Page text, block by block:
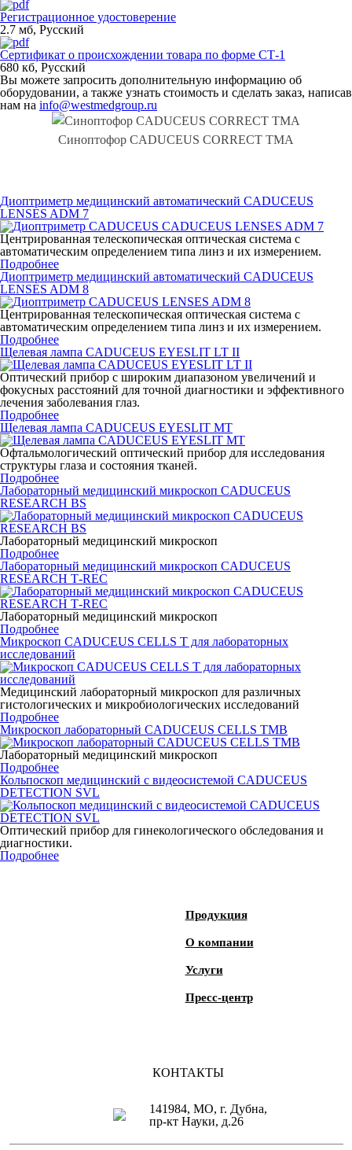
Регистрационное удостоверение
2.7 мб, Русский
Сертификат о происхождении товара по форме СТ-1
680 кб, Русский
Вы можете запросить дополнительную информацию об
оборудовании, а также узнать стоимость и сделать заказ, написав
нам на info@westmedgroup.ru
Синоптофор CADUCEUS CORRECT TМA
Диоптриметр медицинский автоматический CADUCEUS
LENSES ADM 7
Центрированная телескопическая оптическая система с
автоматическим определением типа линз и их измерением.
Подробнее
Диоптриметр медицинский автоматический CADUCEUS
LENSES ADM 8
Центрированная телескопическая оптическая система с
автоматическим определением типа линз и их измерением.
Подробнее
Щелевая лампа CADUCEUS EYESLIT LT II
Оптический прибор с широким диапазоном увеличений и
фокусных расстояний для точной диагностики и эффективного
лечения заболевания глаз.
Подробнее
Щелевая лампа CADUCEUS EYESLIT MT
Офтальмологический оптический прибор для исследования
структуры глаза и состояния тканей.
Подробнее
Лабораторный медицинский микроскоп CADUCEUS
RESEARCH BS
Лабораторный медицинский микроскоп
Подробнее
Лабораторный медицинский микроскоп CADUCEUS
RESEARCH Т-REC
Лабораторный медицинский микроскоп
Подробнее
Микроскоп CADUCEUS CELLS T для лабораторных
исследований
Медицинский лабораторный микроскоп для различных
гистологических и микробиологических исследований
Подробнее
Микроскоп лабораторный CADUCEUS CELLS TMB
Лабораторный медицинский микроскоп
Подробнее
Кольпоскоп медицинский с видеосистемой CADUCEUS
DETECTION SVL
Оптический прибор для гинекологического обследования и
диагностики.
Подробнее
Продукция
О компании
Услуги
Пресс-центр
КОНТАКТЫ
141984, МО, г. Дубна,
пр-кт Науки, д.26